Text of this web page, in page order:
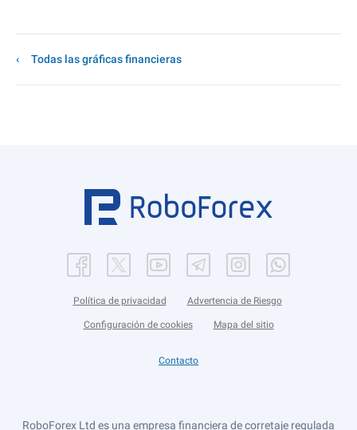
Todas las gráficas financieras
Política de privacidad Advertencia de Riesgo
Configuración de cookies Mapa del sitio
Contacto
RoboForex Ltd es una empresa financiera de corretaje regulada